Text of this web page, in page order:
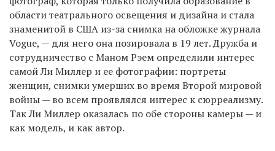
области театрального освещения и дизайна и стала
знаменитой в США из-за снимка на обложке журнала
Vogue, — для него она позировала в 19 лет. Дружба и
сотрудничество с Маном Рэем определили интерес
самой Ли Миллер и ее фотографии: портреты
женщин, снимки умерших во время Второй мировой
войны — во всем проявлялся интерес к сюрреализму.
Так Ли Миллер оказалась по обе стороны камеры — и
как модель, и как автор.